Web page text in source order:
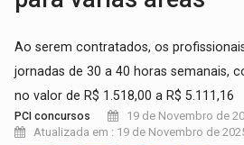
Ao serem contratados, os
jornadas de 30 a 40 horas semanais,
no valor de R$ 1.518,00 a R$ 5.111,16
PCI concursos
19 de Novembro de
Atualizada em : 19 de Novembro de